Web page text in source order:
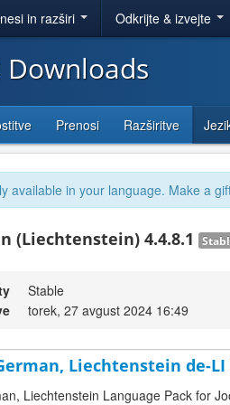
in razširi Odkrijte & izvejte
Downloads
Prenosi Razširitve
available in your language. Make a
(Liechtenstein) 4.4.8.1
Stable
torek, 27 avgust 2024 16:49
Liechtenstein de-LI
Liechtenstein Language Pack for